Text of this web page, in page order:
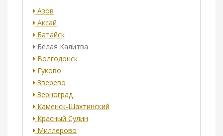
Азов
Аксай
Батайск
Белая Калитва
Волгодонск
Гуково
Зверево
Зерноград
Каменск-Шахтинский
Красный Сулин
Миллерово